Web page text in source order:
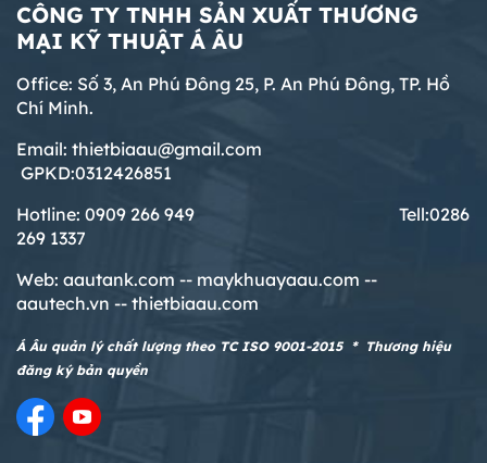
CÔNG TY TNHH SẢN XUẤT THƯƠNG
MẠI KỸ THUẬT Á ÂU
Office: Số 3, An Phú Đông 25, P. An Phú Đông, TP. Hồ
Chí Minh.
Email: thietbiaau@gmail.com
GPKD:0312426851
Hotline: 0909 266 949 Tell:0286
269 1337
Web: aautank.com -- maykhuayaau.com --
aautech.vn -- thietbiaau.com
Á Âu quản lý chất lượng theo TC ISO 9001-2015 * Thương hiệu
đăng ký bản quyền